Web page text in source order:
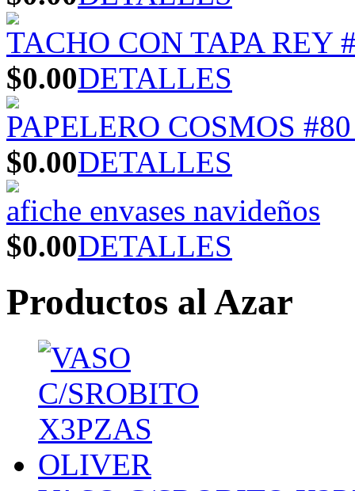
TACHO CON TAPA REY
$0.00DETALLES
PAPELERO COSMOS
$0.00DETALLES
afiche envases navideños
$0.00DETALLES
Productos al Azar